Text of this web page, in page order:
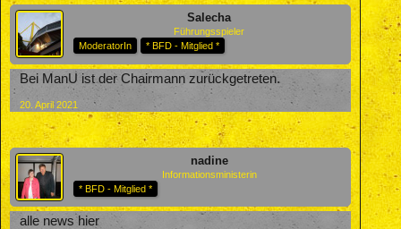
Salecha
Führungsspieler
ModeratorIn
* BFD - Mitglied *
Bei ManU ist der Chairmann zurückgetreten.
20. April 2021
nadine
Informationsministerin
* BFD - Mitglied *
alle news hier